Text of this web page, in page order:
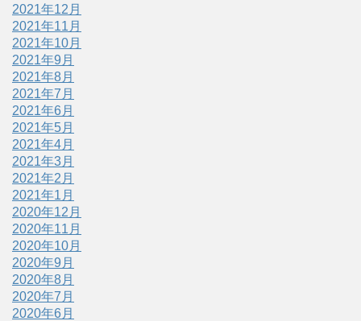
2021年12月
2021年11月
2021年10月
2021年9月
2021年8月
2021年7月
2021年6月
2021年5月
2021年4月
2021年3月
2021年2月
2021年1月
2020年12月
2020年11月
2020年10月
2020年9月
2020年8月
2020年7月
2020年6月